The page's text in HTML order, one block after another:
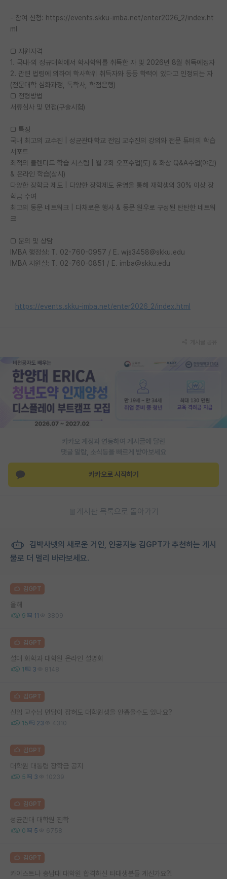
반도체/AI 게시판
장학금/장학생 게시판
학술 정보 게시판
홍보 게시판
커리어
유학교육
이벤트
반도체 아카데미
재팬라운지 🌸
- 참여 신청: https://events.skku-imba.net/enter2026_2/index.ht
ml
□ 지원자격
1. 국내·외 정규대학에서 학사학위를 취득한 자 및 2026년 8월 취득예정자
2. 관련 법령에 의하여 학사학위 취득자와 동등 학력이 있다고 인정되는 자
(전문대학 심화과정, 독학사, 학점은행)
□ 전형방법
서류심사 및 면접(구술시험)
□ 특징
국내 최고의 교수진 | 성균관대학교 전임 교수진의 강의와 전문 튜터의 학습
서포트
최적의 블렌디드 학습 시스템 | 월 2회 오프수업(토) & 화상 Q&A수업(야간)
& 온라인 학습(상시)
다양한 장학금 제도 | 다양한 장학제도 운영을 통해 재학생의 30% 이상 장
학금 수여
최고의 동문 네트워크 | 다채로운 행사 & 동문 원우로 구성된 탄탄한 네트워
크
□ 문의 및 상담
IMBA 행정실: T. 02-760-0957 / E. wjs3458@skku.edu
IMBA 지원실: T. 02-760-0851 / E. imba@skku.edu
https://events.skku-imba.net/enter2026_2/index.html
카카오 계정과 연동하여 게시글에 달린
댓글 알람, 소식등을 빠르게 받아보세요
카카오로 시작하기
게시판 목록으로 돌아가기
김박사넷의 새로운 거인, 인공지능 김GPT가 추천하는 게시
물로 더 멀리 바라보세요.
김GPT
올해
9 11 3809
김GPT
설대 화학과 대학원 온라인 설명회
1 3 8148
김GPT
신임 교수님 면담이 잡혀도 대학원생을 안뽑을수도 있나요?
15 23 4310
김GPT
대학원 대통령 장학금 공지
5 3 10239
김GPT
성균관대 대학원 진학
0 5 6758
김GPT
카이스트나 충남대 대학원 합격하신 타대생분들 계신가요?!